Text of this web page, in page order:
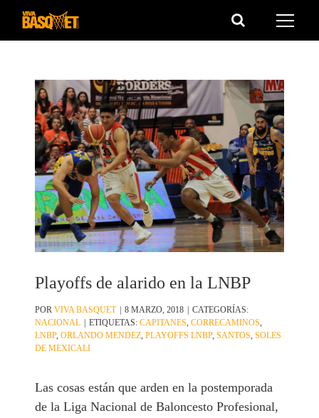
Saltar
Playoffs de alarido en la LNBP
PORVIVA BASQUET 8 MARZO, 2018
CATEGORÍAS:
NACIONAL
ETIQUETAS:CAPITANES,CORRECAMINOS,
LNBP,ORLANDO MENDEZ,PLAYOFFS LNBP,SANTOS,SOLES
DE MEXICALI
Las cosas están que arden en la postemporada
de la Liga Nacional de Baloncesto Profesional,